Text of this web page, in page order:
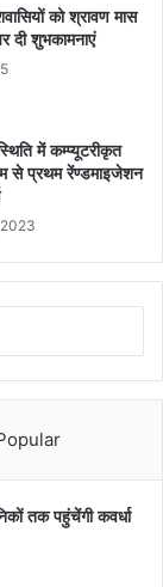
को श्रावण मास
दी शुभकामनाएं
में कम्प्यूटरीकृत
से प्रथम रेंण्डमाइजेशन
तक पहुंचेंगी कवर्धा